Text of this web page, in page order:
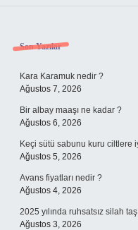
Sidebar
Son Yazılar
Kara Karamuk nedir ?
Ağustos 7, 2026
Bir albay maaşı ne kadar ?
Ağustos 6, 2026
Keçi sütü sabunu kuru ciltlere
Ağustos 5, 2026
Avans fiyatları nedir ?
Ağustos 4, 2026
2025 yılında ruhsatsız silah
Ağustos 3, 2026